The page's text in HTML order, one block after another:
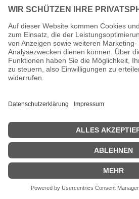
Dell Pro Slim All-in-One
- Monitor-/Desktop-Ständer
Dell Pro Slim All-in-One Stand - OSS25
Ständer (19"-27") - Silber - für Pro Slim